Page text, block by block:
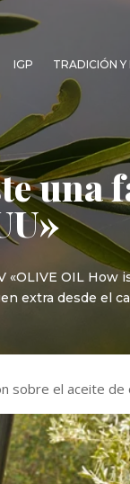
IGP TRADICIÓN
una
OIL
extra desde el
sobre el aceite de